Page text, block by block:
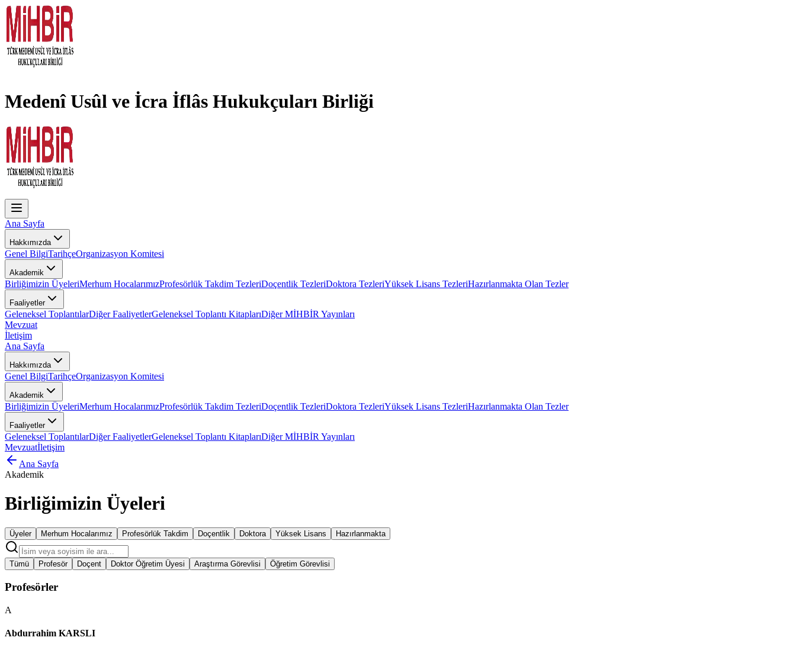
Medenî Usûl ve İcra İflâs Hukukçuları Birliği
Ana Sayfa
Hakkımızda
Genel BilgiTarihçeOrganizasyon Komitesi
Akademik
Birliğimizin ÜyeleriMerhum HocalarımızProfesörlük Takdim TezleriDoçentlik TezleriDoktora TezleriYüksek Lisans TezleriHazırlanmakta Olan Tezler
Faaliyetler
Geleneksel ToplantılarDiğer FaaliyetlerGeleneksel Toplantı KitaplarıDiğer MİHBİR Yayınları
Mevzuat
İletişim
Ana Sayfa
Hakkımızda
Genel BilgiTarihçeOrganizasyon Komitesi
Akademik
Birliğimizin ÜyeleriMerhum HocalarımızProfesörlük Takdim TezleriDoçentlik TezleriDoktora TezleriYüksek Lisans TezleriHazırlanmakta Olan Tezler
Faaliyetler
Geleneksel ToplantılarDiğer FaaliyetlerGeleneksel Toplantı KitaplarıDiğer MİHBİR Yayınları
Mevzuatİletişim
Ana Sayfa
Akademik
Birliğimizin Üyeleri
Üyeler Merhum Hocalarımız Profesörlük Takdim Doçentlik Doktora Yüksek Lisans Hazırlanmakta
Tümü Profesör Doçent Doktor Öğretim Üyesi Araştırma Görevlisi Öğretim Görevlisi
Profesörler
A
Abdurrahim KARSLI